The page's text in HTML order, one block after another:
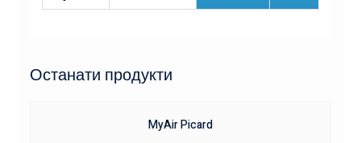
Останати продукти
MyAir Picard